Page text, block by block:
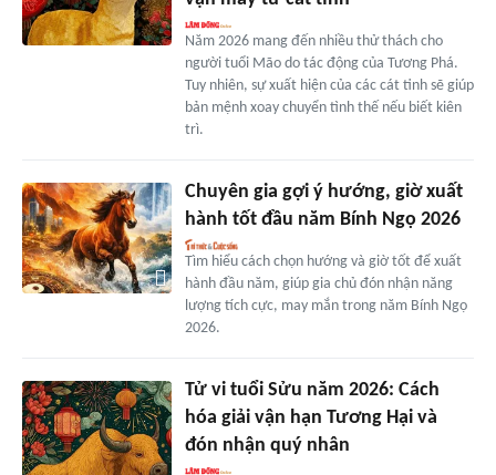
Năm 2026 mang đến nhiều thử thách cho
người tuổi Mão do tác động của Tương Phá.
Tuy nhiên, sự xuất hiện của các cát tinh sẽ giúp
bản mệnh xoay chuyển tình thế nếu biết kiên
trì.
Chuyên gia gợi ý hướng, giờ xuất
hành tốt đầu năm Bính Ngọ 2026
Tìm hiểu cách chọn hướng và giờ tốt để xuất
hành đầu năm, giúp gia chủ đón nhận năng
lượng tích cực, may mắn trong năm Bính Ngọ
2026.
Tử vi tuổi Sửu năm 2026: Cách
hóa giải vận hạn Tương Hại và
đón nhận quý nhân